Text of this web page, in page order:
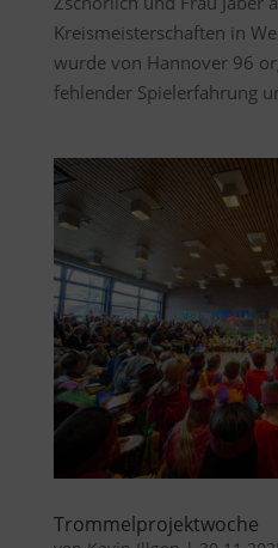
Kreismeisterschaften in
wurde von Hannover 96
fehlender Spielerfahrung
Trommelprojektwoche